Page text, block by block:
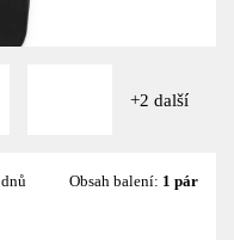
+2 další
Obsah balení: 1 pár